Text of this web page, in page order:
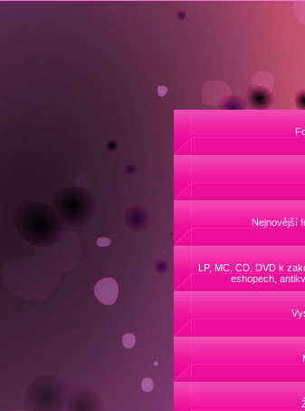
Nejnovější
LP, MC, CD, DVD k
eshopech,